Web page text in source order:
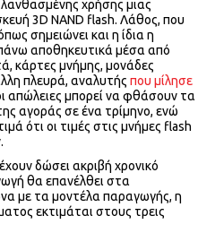
χρήσης μιας
3D NAND flash. Λάθος, που
σημειώνει και η ίδια η
αποθηκευτικά μέσα από
κάρτες μνήμης, μονάδες
πλευρά, αναλυτής που μίλησε
απώλειες μπορεί να φθάσουν τα
αγοράς σε ένα τρίμηνο, ενώ
ότι οι τιμές στις μνήμες flash
δώσει ακριβή χρονικό
θα επανέλθει στα
με τα μοντέλα παραγωγής, η
εκτιμάται στους τρεις